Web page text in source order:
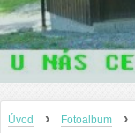
Úvod › Fotoalbum ›